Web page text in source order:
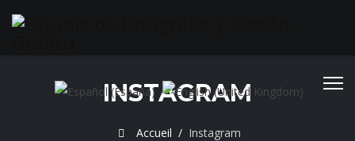
Sélectionnez votre langue
INSTAGRAM
Accueil Instagram